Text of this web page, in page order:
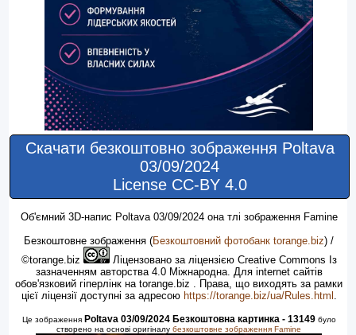
Скачати безкоштовно зображення Poltava
03/09/2024
License CC-BY 4.0
Об'ємний 3D-напис Poltava 03/09/2024 oна тлі зображення Famine
Безкоштовне зображення (Безкоштовний фотобанк torange.biz) /
©torange.biz
Ліцензовано за ліцензією Creative Commons Із
зазначенням авторства 4.0 Міжнародна. Для internet сайтів
обов'язковий гіперлінк на torange.biz . Права, що виходять за рамки
цієї ліцензії доступні за адресою https://torange.biz/ua/Rules.html .
Це зображення Poltava 03/09/2024 Безкоштовна картинка - 13149було
створено на основі оригіналу безкоштовне зображення Famine